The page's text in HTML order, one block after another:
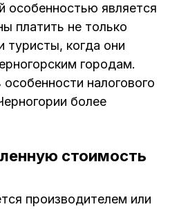
особенностью является
платить не только
туристы, когда они
городам.
налогового
более
стоимость
производителем или